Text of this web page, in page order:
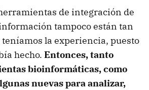
de integración de
tampoco están tan
la experiencia, puesto
hecho. Entonces, tanto
bioinformáticas, como
nuevas para analizar,